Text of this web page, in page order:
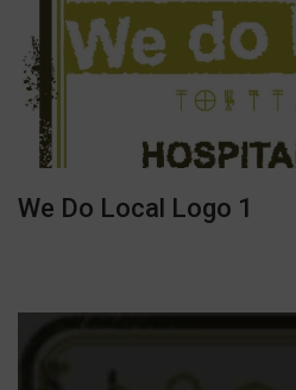
We Do Local Logo 1